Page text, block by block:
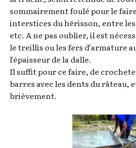
sommairement foulé pour le
interstices du hérisson, entre les
etc. A ne pas oublier, il est
le treillis ou les fers d’armature
l’épaisseur de la dalle.
Il suffit pour ce faire, de
barres avec les dents du râteau,
brièvement.